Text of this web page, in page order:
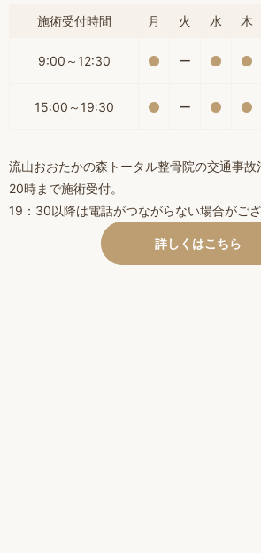
施術受付時間 月 火 水 木
9:00～12:30 ー
15:00～19:30 ー
流山おおたかの森トータル整骨院の交通事故
20時まで施術受付。
19：30以降は電話がつながらない場合がござ
詳しくはこちら